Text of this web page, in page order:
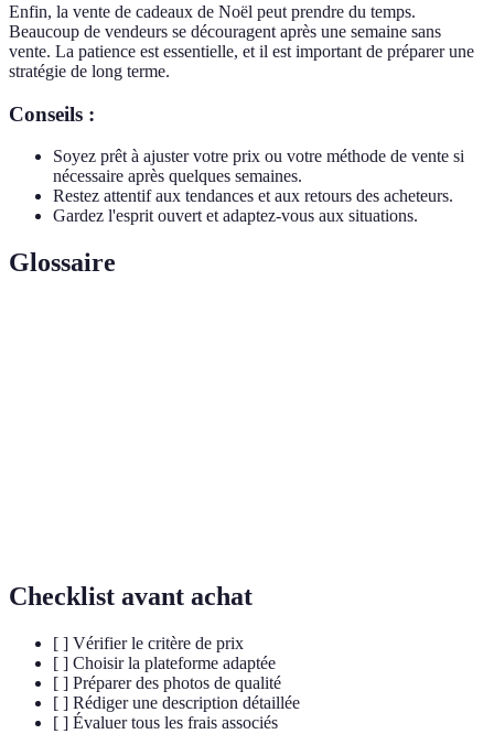
Enfin, la vente de cadeaux de Noël peut prendre du temps.
Beaucoup de vendeurs se découragent après une semaine sans
vente. La patience est essentielle, et il est important de préparer une
stratégie de long terme.
Conseils :
Soyez prêt à ajuster votre prix ou votre méthode de vente si
nécessaire après quelques semaines.
Restez attentif aux tendances et aux retours des acheteurs.
Gardez l'esprit ouvert et adaptez-vous aux situations.
Glossaire
Checklist avant achat
[ ] Vérifier le critère de prix
[ ] Choisir la plateforme adaptée
[ ] Préparer des photos de qualité
[ ] Rédiger une description détaillée
[ ] Évaluer tous les frais associés